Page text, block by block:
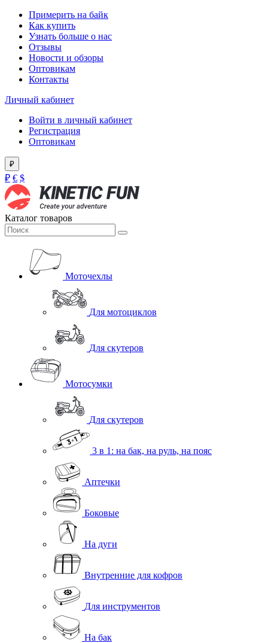
Примерить на байк
Как купить
Узнать больше о нас
Отзывы
Новости и обзоры
Оптовикам
Контакты
Личный кабинет
Войти в личный кабинет
Регистрация
Оптовикам
₽
₽ € $
Каталог товаров
Моточехлы
Для мотоциклов
Для скутеров
Мотосумки
Для скутеров
3 в 1: на бак, на руль, на пояс
Аптечки
Боковые
На дуги
Внутренние для кофров
Для инструментов
На бак